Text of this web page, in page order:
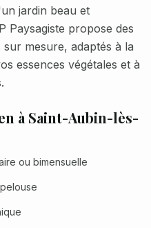
jardin beau et
Paysagiste propose des
mesure, adaptés à la
essences végétales et à
à Saint-Aubin-lès-
ou bimensuelle